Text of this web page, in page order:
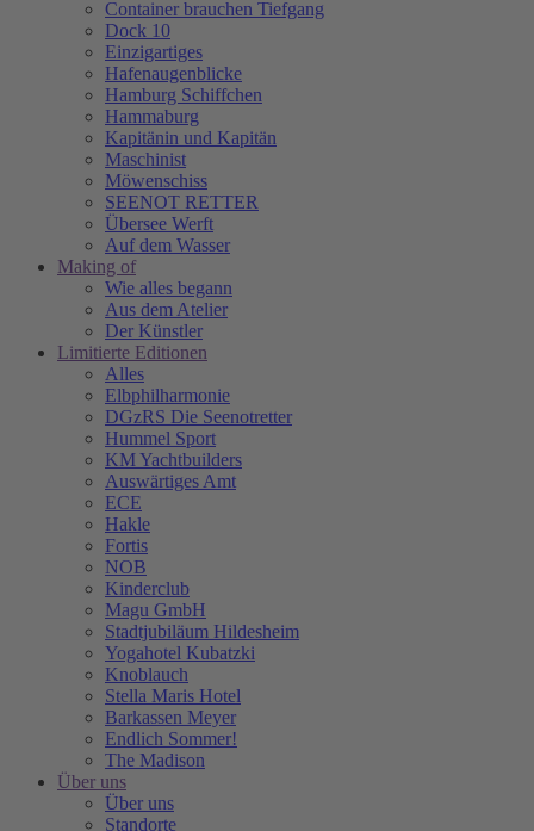
Container brauchen Tiefgang
Dock 10
Einzigartiges
Hafenaugen­blicke
Hamburg Schiffchen
Hammaburg
Kapitänin und Kapitän
Maschinist
Möwenschiss
SEENOT RETTER
Übersee Werft
Auf dem Wasser
Making of
Wie alles begann
Aus dem Atelier
Der Künstler
Limitierte Editionen
Alles
Elbphilharmonie
DGzRS Die Seenotretter
Hummel Sport
KM Yachtbuilders
Auswärtiges Amt
ECE
Hakle
Fortis
NOB
Kinderclub
Magu GmbH
Stadtjubiläum Hildesheim
Yogahotel Kubatzki
Knoblauch
Stella Maris Hotel
Barkassen Meyer
Endlich Sommer!
The Madison
Über uns
Über uns
Standorte